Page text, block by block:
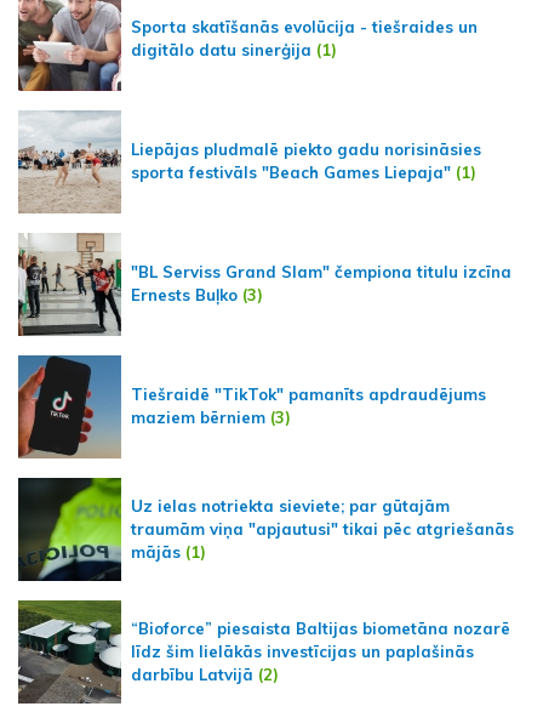
Sporta skatīšanās evolūcija - tiešraides un
digitālo datu sinerģija (1)
Liepājas pludmalē piekto gadu norisināsies
sporta festivāls "Beach Games Liepaja" (1)
"BL Serviss Grand Slam" čempiona titulu izcīna
Ernests Buļko (3)
Tiešraidē "TikTok" pamanīts apdraudējums
maziem bērniem (3)
Uz ielas notriekta sieviete; par gūtajām
traumām viņa "apjautusi" tikai pēc atgriešanās
mājās (1)
“Bioforce” piesaista Baltijas biometāna nozarē
līdz šim lielākās investīcijas un paplašinās
darbību Latvijā (2)